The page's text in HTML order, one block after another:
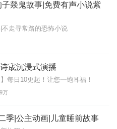
燚鬼故事|免费有声小说紫
走寻常路的恐怖小说
宬沉浸式演播
每日10更起！让您一饱耳福！
万
季|公主动画|儿童睡前故事